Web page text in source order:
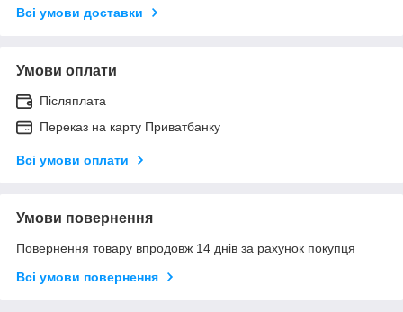
Всі умови доставки
Умови оплати
Післяплата
Переказ на карту Приватбанку
Всі умови оплати
Умови повернення
Повернення товару впродовж 14 днів за рахунок покупця
Всі умови повернення